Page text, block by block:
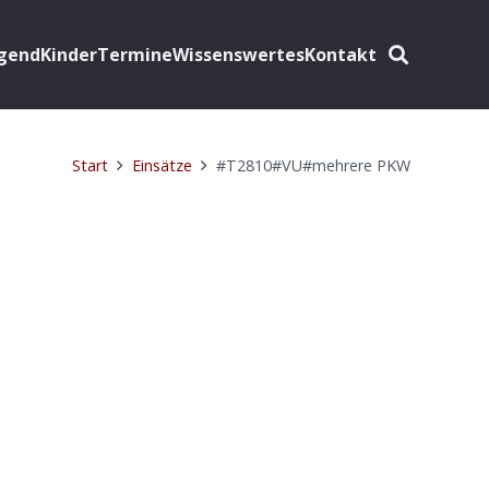
KinderTermineWissenswertesKontakt
Start Einsätze #T2810#VU#mehrere PKW